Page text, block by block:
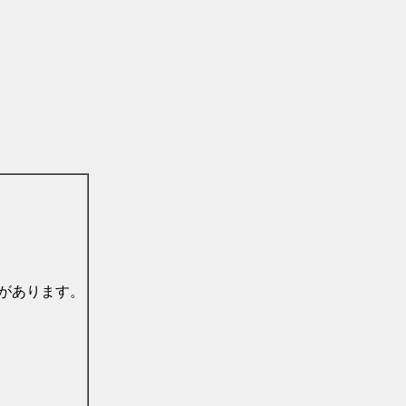
あります。